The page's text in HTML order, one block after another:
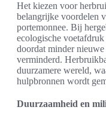
Het kiezen voor
belangrijke voordelen
portemonnee. Bij
ecologische
doordat minder
verminderd.
duurzamere wereld,
hulpbronnen wordt
Duurzaamheid en